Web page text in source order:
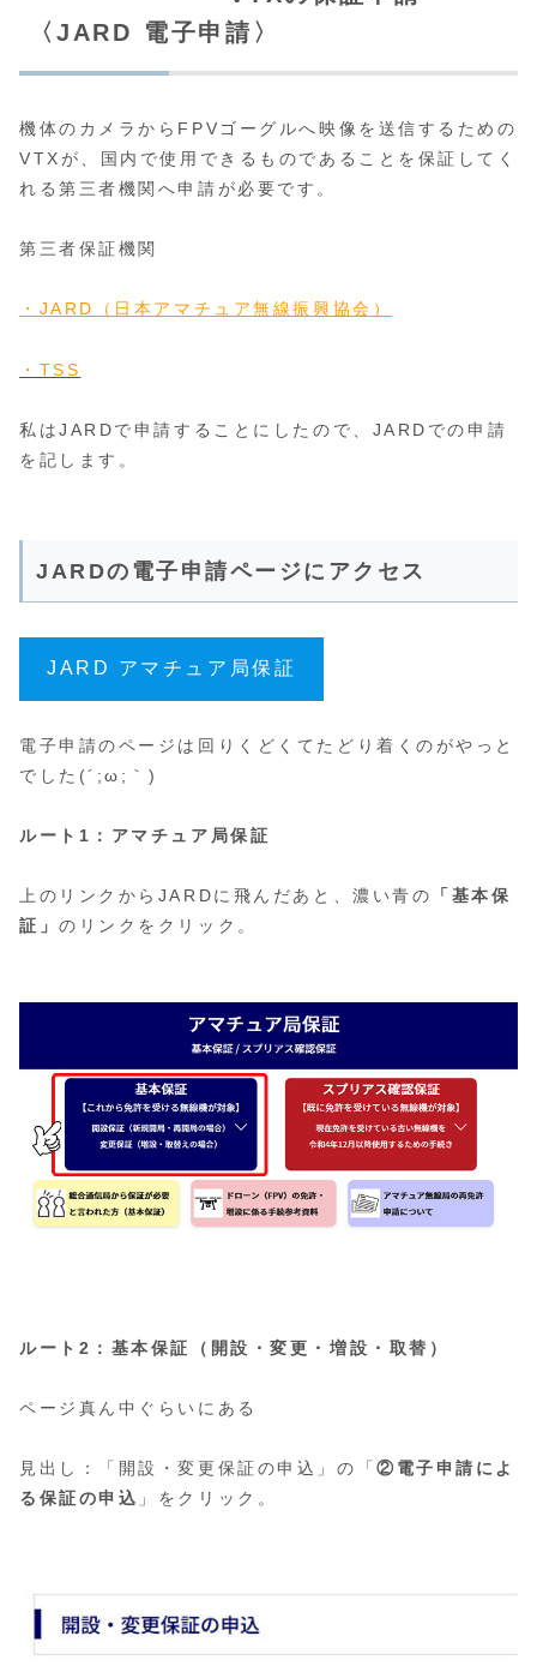
〈JARD 電子申請〉
機体のカメラからFPVゴーグルへ映像を送信するための
VTXが、国内で使用できるものであることを保証してく
れる第三者機関へ申請が必要です。
第三者保証機関
・JARD（日本アマチュア無線振興協会）
・TSS
私はJARDで申請することにしたので、JARDでの申請
を記します。
JARDの電子申請ページにアクセス
JARD アマチュア局保証
電子申請のページは回りくどくてたどり着くのがやっと
でした(´;ω;｀)
ルート1：アマチュア局保証
上のリンクからJARDに飛んだあと、濃い青の
「基本保
証」のリンクをクリック。
ルート2：基本保証（開設・変更・増設・取替）
ページ真ん中ぐらいにある
見出し：「開設・変更保証の申込」の「②電子申請によ
る保証の申込 」をクリック。